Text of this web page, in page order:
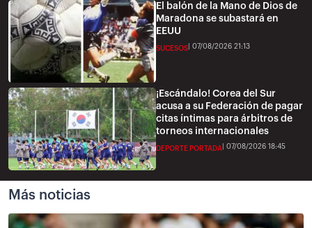
El balón de la Mano de Dios de
Maradona se subastará en
EEUU
SUCESOS 07/08/2026 21:13
¡Escándalo! Corea del Sur
acusa a su Federación de pagar
citas íntimas para árbitros de
torneos internacionales
DEPORTE PORTADA 07/08/2026 18:45
Más noticias